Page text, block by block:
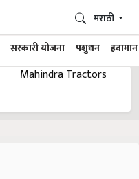
सरकारी योजना पशुधन हवामान
मराठी